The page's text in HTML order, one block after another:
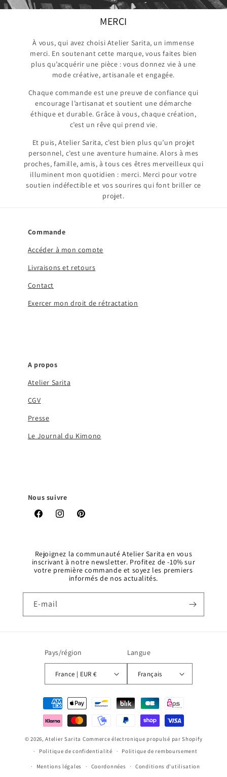
MERCI
À vous, qui avez choisi Atelier Sarita, un immense
merci. En soutenant cette marque, vous faites bien
plus qu’acquérir une pièce : vous donnez vie à une
mode créative, artisanale et engagée.
Chaque commande est une preuve de confiance qui
encourage l’artisanat et soutient une démarche
éthique et durable. Grâce à vous, chaque création,
c’est un rêve qui prend vie.
Et puis, Atelier Sarita, c’est bien plus qu’un projet
personnel, c’est une aventure humaine. Alors à mes
proches, famille, amis, à tous ces êtres merveilleux qui
illuminent mon quotidien : merci. Merci pour votre
soutien indéfectible et vos sourires qui font briller ce
projet.
Commande
Accéder à mon compte
Livraisons et retours
Contact
Exercer mon droit de rétractation
A propos
Atelier Sarita
CGV
Presse
Le Journal du Kimono
Nous suivre
FacebookInstagramPinterest
Rejoignez la communauté Atelier Sarita en vous
inscrivant à notre newsletter. Profitez de -10% sur
votre première commande et soyez les premiers
informés de nos actualités.
E-mail
Pays/région
France | EUR €
Langue
Français
Moyens
paiement
© 2026,Atelier Sarita Commerce électronique propulsé par Shopify
Politique de confidentialité
Politique de remboursement
Mentions légales Coordonnées Conditions d’utilisation